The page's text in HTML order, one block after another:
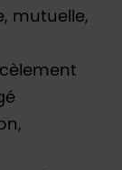
mutuelle,